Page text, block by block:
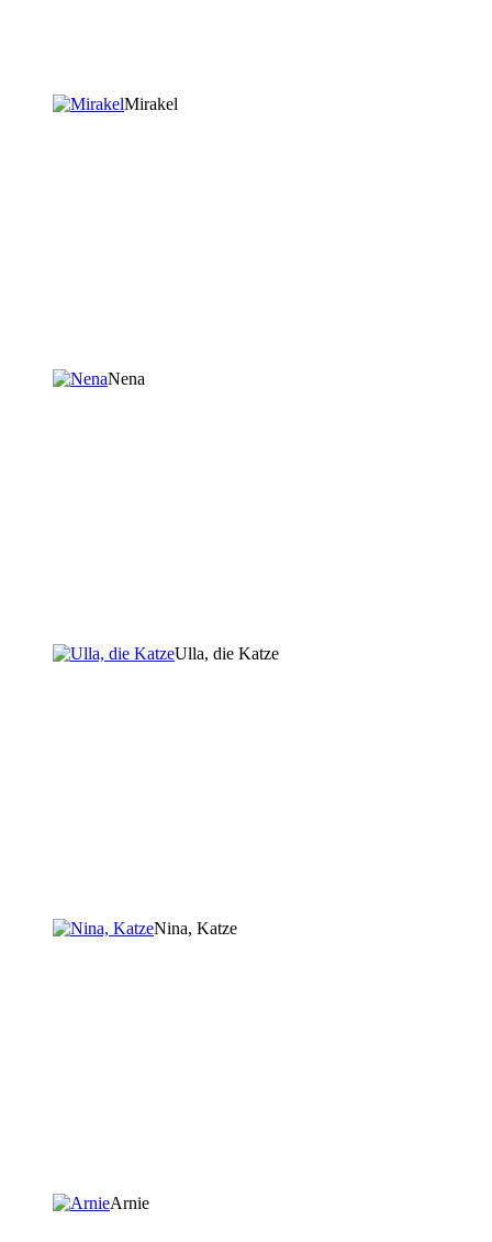
Mirakel
Nena
Ulla, die Katze
Nina, Katze
Arnie